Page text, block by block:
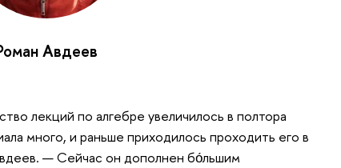
Авдеев
лекций по алгебре увеличилось в полтора
много, и раньше приходилось проходить его в
— Сейчас он дополнен бо́льшим